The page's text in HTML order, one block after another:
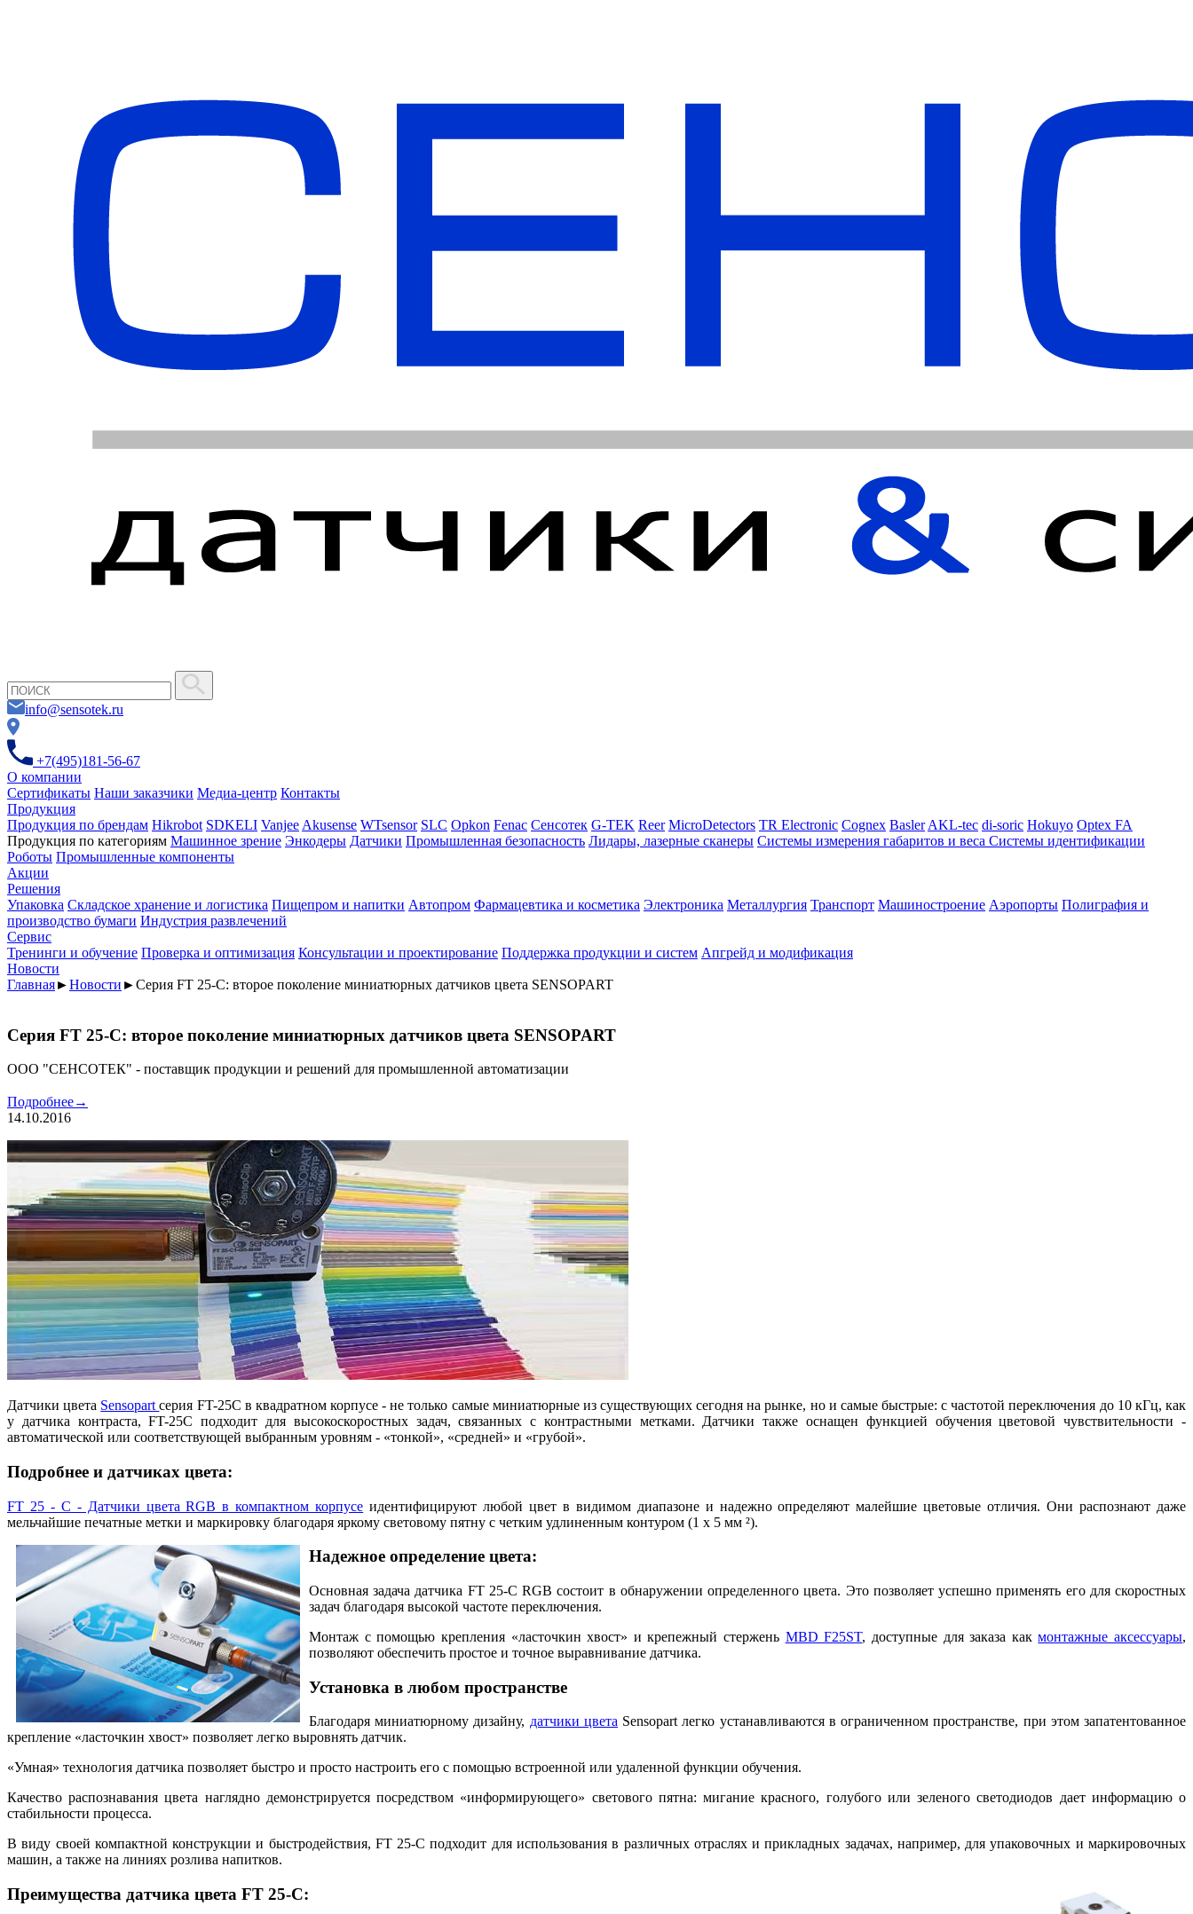
info@sensotek.ru
+7(495)181-56-67
О компании
Сертификаты Наши заказчики Медиа-центр Контакты
Продукция
Продукция по брендам Hikrobot SDKELI Vanjee Akusense WTsensor SLC Opkon Fenac Сенсотек G-TEK Reer MicroDetectors TR Electronic Cognex Basler AKL-tec di-soric Hokuyo Optex FA
Продукция по категориям Машинное зрение Энкодеры Датчики Промышленная безопасность Лидары, лазерные сканеры Системы измерения габаритов и веса Системы идентификации
Роботы Промышленные компоненты
Акции
Решения
Упаковка Складское хранение и логистика Пищепром и напитки Автопром Фармацевтика и косметика Электроника Металлургия Транспорт Машиностроение Аэропорты Полиграфия и
производство бумаги Индустрия развлечений
Сервис
Тренинги и обучение Проверка и оптимизация Консультации и проектирование Поддержка продукции и систем Апгрейд и модификация
Новости
Главная►Новости ►Серия FT 25-C: второе поколение миниатюрных датчиков цвета SENSOPART
Серия FT 25-C: второе поколение миниатюрных датчиков цвета SENSOPART
ООО "СЕНСОТЕК" - поставщик продукции и решений для промышленной автоматизации
Подробнее→
14.10.2016
Датчики цвета Sensopartсерия FT-25C в квадратном корпусе - не только самые миниатюрные из существующих сегодня на рынке, но и самые быстрые: с частотой переключения до 10 кГц, как
у датчика контраста, FT-25C подходит для высокоскоростных задач, связанных с контрастными метками. Датчики также оснащен функцией обучения цветовой чувствительности -
автоматической или соответствующей выбранным уровням - «тонкой», «средней» и «грубой».
Подробнее и датчиках цвета:
FT 25 - C - Датчики цвета RGB в компактном корпусе идентифицируют любой цвет в видимом диапазоне и надежно определяют малейшие цветовые отличия. Они распознают даже
мельчайшие печатные метки и маркировку благодаря яркому световому пятну с четким удлиненным контуром (1 х 5 мм ²).
Надежное определение цвета:
Основная задача датчика FT 25-C RGB состоит в обнаружении определенного цвета. Это позволяет успешно применять его для скоростных
задач благодаря высокой частоте переключения.
Монтаж с помощью крепления «ласточкин хвост» и крепежный стержень MBD F25ST, доступные для заказа какмонтажные аксессуары,
позволяют обеспечить простое и точное выравнивание датчика.
Установка в любом пространстве
Благодаря миниатюрному дизайну, датчики цветаSensopart легко устанавливаются в ограниченном пространстве, при этом запатентованное
крепление «ласточкин хвост» позволяет легко выровнять датчик.
«Умная» технология датчика позволяет быстро и просто настроить его с помощью встроенной или удаленной функции обучения.
Качество распознавания цвета наглядно демонстрируется посредством «информирующего» светового пятна: мигание красного, голубого или зеленого светодиодов дает информацию о
стабильности процесса.
В виду своей компактной конструкции и быстродействия, FT 25-C подходит для использования в различных отраслях и прикладных задачах, например, для упаковочных и маркировочных
машин, а также на линиях розлива напитков.
Преимущества датчика цвета FT 25-C: